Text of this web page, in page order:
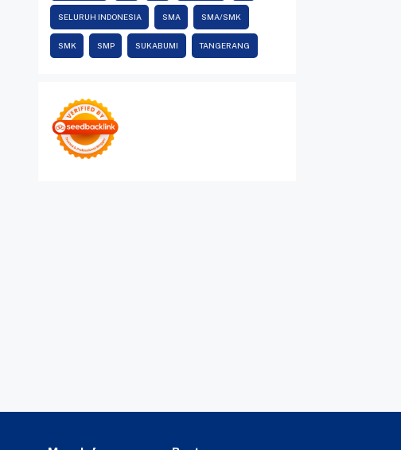
SELURUH INDONESIA SMA SMA/SMK
SMK SMP SUKABUMI TANGERANG